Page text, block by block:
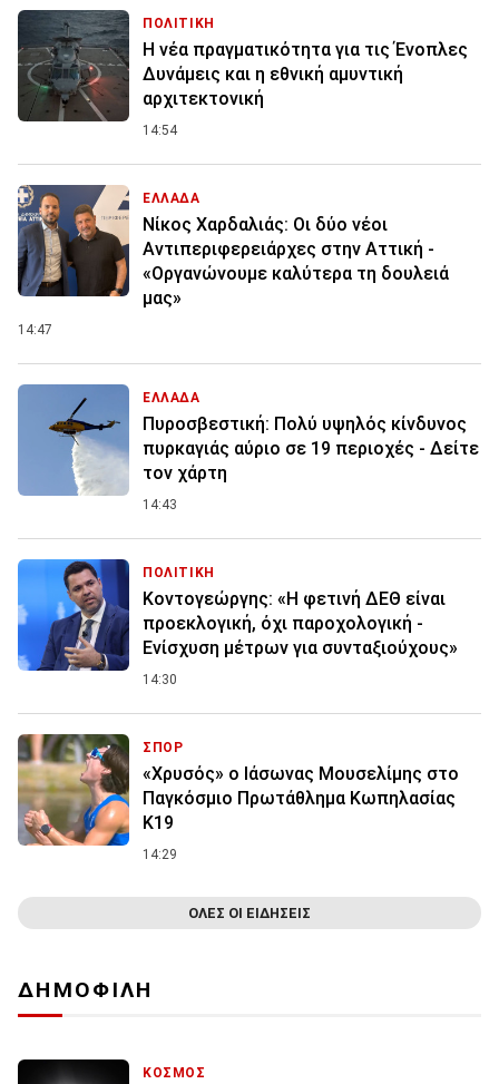
ΠΟΛΙΤΙΚΗ
Η νέα πραγματικότητα για τις Ένοπλες
Δυνάμεις και η εθνική αμυντική
αρχιτεκτονική
14:54
ΕΛΛΑΔΑ
Νίκος Χαρδαλιάς: Οι δύο νέοι
Αντιπεριφερειάρχες στην Αττική -
«Οργανώνουμε καλύτερα τη δουλειά
μας»
14:47
ΕΛΛΑΔΑ
Πυροσβεστική: Πολύ υψηλός κίνδυνος
πυρκαγιάς αύριο σε 19 περιοχές - Δείτε
τον χάρτη
14:43
ΠΟΛΙΤΙΚΗ
Κοντογεώργης: «Η φετινή ΔΕΘ είναι
προεκλογική, όχι παροχολογική -
Ενίσχυση μέτρων για συνταξιούχους»
14:30
ΣΠΟΡ
«Χρυσός» ο Ιάσωνας Μουσελίμης στο
Παγκόσμιο Πρωτάθλημα Κωπηλασίας
Κ19
14:29
ΟΛΕΣ ΟΙ ΕΙΔΗΣΕΙΣ
ΔΗΜΟΦΙΛΗ
ΚΟΣΜΟΣ